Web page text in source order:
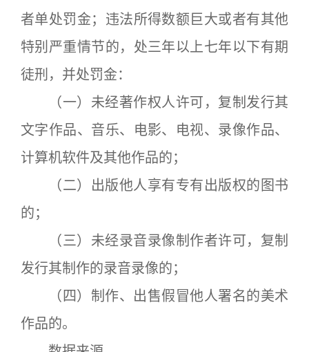
者单处罚金；违法所得数额巨大或者有其他
特别严重情节的，处三年以上七年以下有期
徒刑，并处罚金：
（一）未经著作权人许可，复制发行其
文字作品、音乐、电影、电视、录像作品、
计算机软件及其他作品的；
（二）出版他人享有专有出版权的图书
的；
（三）未经录音录像制作者许可，复制
发行其制作的录音录像的；
（四）制作、出售假冒他人署名的美术
作品的。